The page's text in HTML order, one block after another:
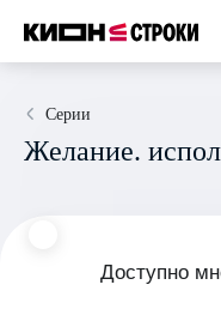
Серии
Желание.
Доступно